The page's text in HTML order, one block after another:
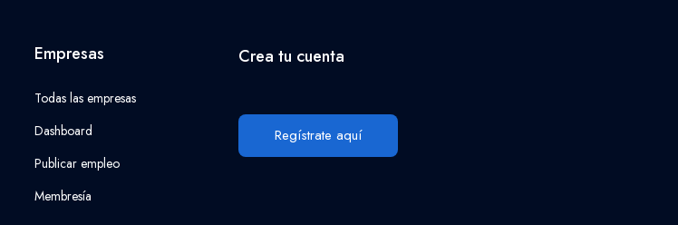
Empresas
Todas las empresas
Dashboard
Publicar empleo
Membresía
Crea tu cuenta
Regístrate aquí